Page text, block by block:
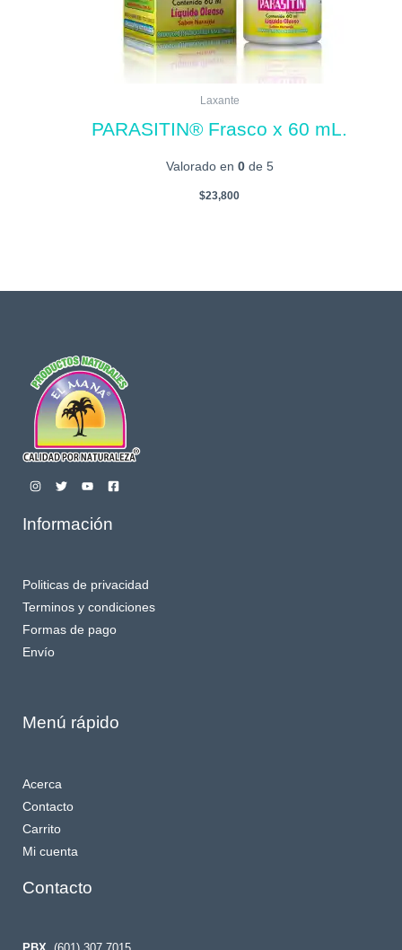
Laxante
PARASITIN® Frasco x 60 mL.
Valorado en 0de 5
$23,800
Información
Politicas de privacidad
Terminos y condiciones
Formas de pago
Envío
Menú rápido
Acerca
Contacto
Carrito
Mi cuenta
Contacto